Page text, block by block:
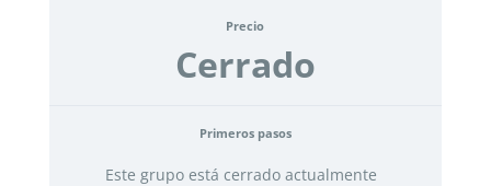
Precio
Cerrado
Primeros pasos
Este grupo está cerrado actualmente